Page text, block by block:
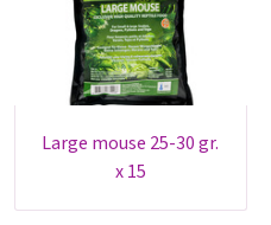
large mouse 25-30 gr.
x 15